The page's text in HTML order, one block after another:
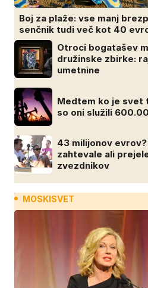
Boj za plaže: vse manj
senčnik tudi več kot 40
Otroci bogatašev
družinske zbirke:
umetnine
Medtem ko je svet
so oni služili
43 milijonov
zahtevale ali
zvezdnikov
MOSKISVET